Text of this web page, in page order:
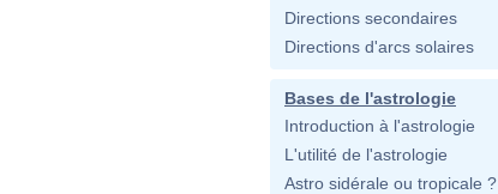
Directions secondaires
Directions d'arcs solaires
Bases de l'astrologie
Introduction à l'astrologie
L'utilité de l'astrologie
Astro sidérale ou tropicale ?